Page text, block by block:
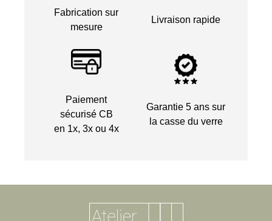
Fabrication sur
mesure
Livraison rapide
Paiement
sécurisé CB
en 1x, 3x ou 4x
Garantie 5 ans sur
la casse du verre